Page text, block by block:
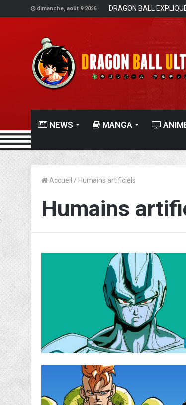
dimanche, août 9 2026 DRAGON BALL
NEWS MANGA
Accueil / Humains artificiels
Humains